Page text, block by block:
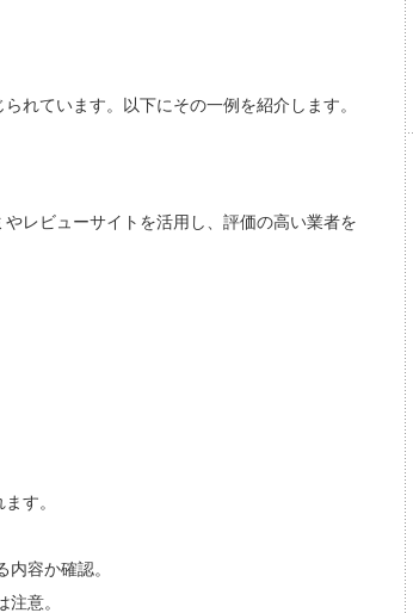
れています。以下にその一例を紹介します。
レビューサイトを活用し、評価の高い業者を
す。
容か確認。
意。